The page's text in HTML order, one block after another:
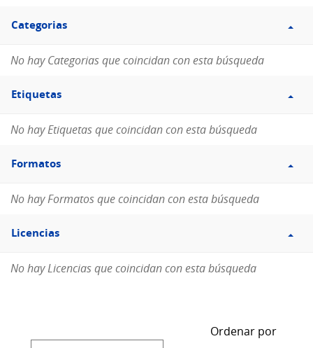
Filtro
Categorias
Categorias
No hay Categorias que coincidan con esta búsqueda
Filtro
Etiquetas
Etiquetas
No hay Etiquetas que coincidan con esta búsqueda
Filtro
Formatos
Formatos
No hay Formatos que coincidan con esta búsqueda
Filtro
Licencias
Licencias
No hay Licencias que coincidan con esta búsqueda
Ordenar por